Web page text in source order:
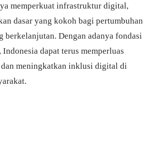
memperkuat infrastruktur digital,
dasar yang kokoh bagi pertumbuhan
berkelanjutan. Dengan adanya fondasi
dapat terus memperluas
meningkatkan inklusi digital di